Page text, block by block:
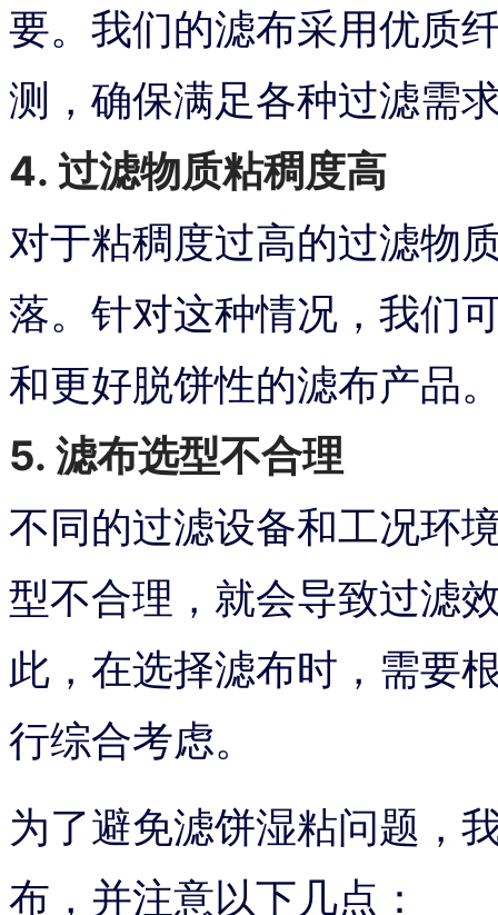
要。我们的滤布采用优质
测，确保满足各种过滤需
4. 过滤物质粘稠度高
对于粘稠度过高的过滤物
落。针对这种情况，我们
和更好脱饼性的滤布产品
5. 滤布选型不合理
不同的过滤设备和工况环
型不合理，就会导致过滤
此，在选择滤布时，需要
行综合考虑。
为了避免滤饼湿粘问题，
布，并注意以下几点：